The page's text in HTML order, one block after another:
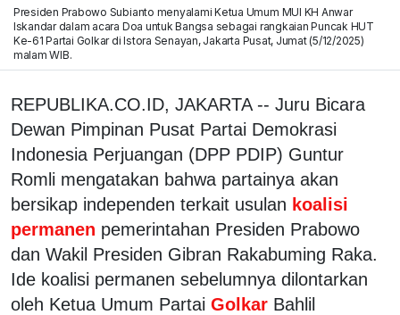
Presiden Prabowo Subianto menyalami Ketua Umum MUI KH Anwar
Iskandar dalam acara Doa untuk Bangsa sebagai rangkaian Puncak HUT
Ke-61 Partai Golkar di Istora Senayan, Jakarta Pusat, Jumat (5/12/2025)
malam WIB.
REPUBLIKA.CO.ID, JAKARTA -- Juru Bicara
Dewan Pimpinan Pusat Partai Demokrasi
Indonesia Perjuangan (DPP PDIP) Guntur
Romli mengatakan bahwa partainya akan
bersikap independen terkait usulan koalisi
permanen pemerintahan Presiden Prabowo
dan Wakil Presiden Gibran Rakabuming Raka.
Ide koalisi permanen sebelumnya dilontarkan
oleh Ketua Umum Partai Golkar Bahlil